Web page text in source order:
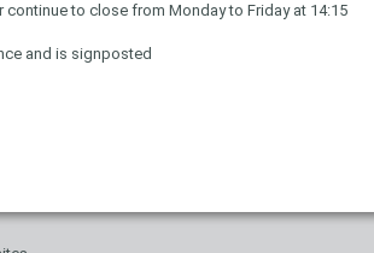
to close from Monday to Friday at 14:15
and is signposted